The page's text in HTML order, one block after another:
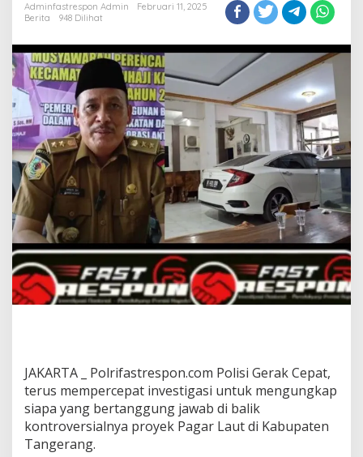
Adminfastrespon Admin
Februari 11, 2025
Berita
948 Dilihat
JAKARTA _ Polrifastrespon.com Polisi Gerak Cepat,
terus mempercepat investigasi untuk mengungkap
siapa yang bertanggung jawab di balik
kontroversialnya proyek Pagar Laut di Kabupaten
Tangerang.